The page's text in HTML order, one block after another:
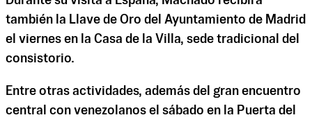
también la Llave de Oro del Ayuntamiento de Madrid
el viernes en la Casa de la Villa, sede tradicional del
consistorio.
Entre otras actividades, además del gran encuentro
central con venezolanos el sábado en la Puerta del